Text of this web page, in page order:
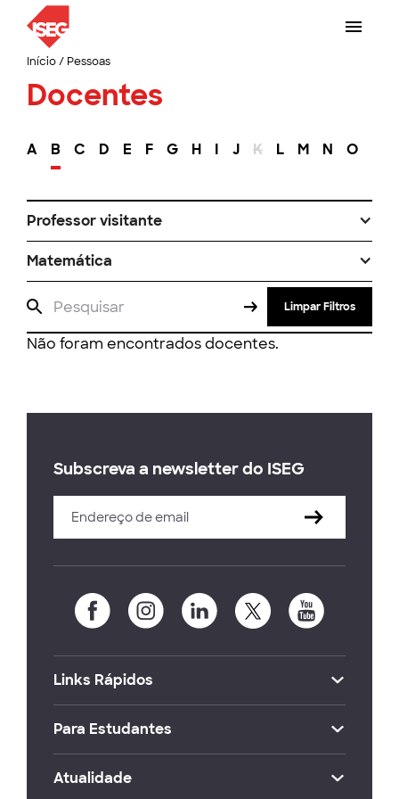
Início/ Pessoas
Docentes
A B C D E F G H I J K L M N O
Professor visitante
Matemática
Limpar Filtros
Não foram encontrados docentes.
Subscreva a newsletter do ISEG
Links Rápidos
Para Estudantes
Atualidade